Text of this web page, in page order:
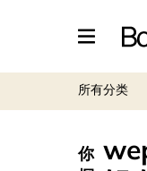
所有分类
你